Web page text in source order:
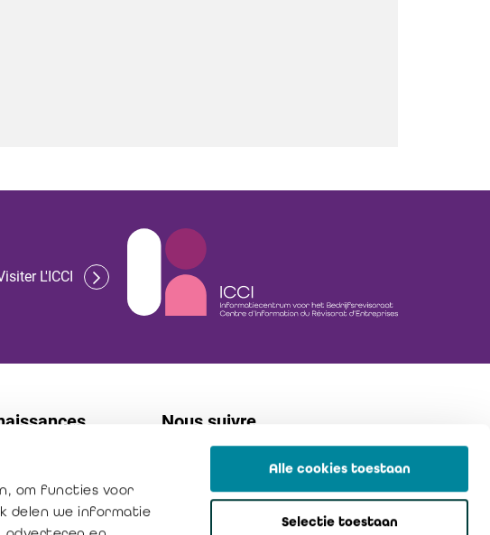
om functies voor
delen we informatie
Alle cookies toestaan
Selectie toestaan
L'ICCI
chiffres
Nous suivre
flickr